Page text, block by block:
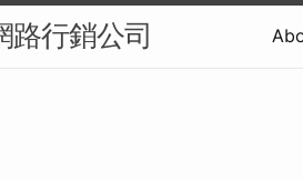
路行銷公司